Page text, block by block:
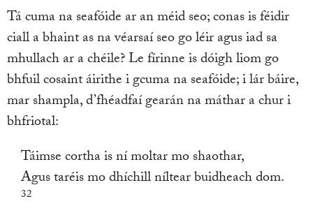
Tá cuma na seafóide ar an méid seo; conas is féidir
ciall a bhaint as na véarsaí seo go léir agus iad sa
mhullach ar a chéile? Le fírinne is dóigh liom go
bhfuil cosaint áirithe i gcuma na seafóide; i lár báire,
mar shampla, d’fhéadfaí gearán na máthar a chur i
bhfriotal:
Táimse cortha is ní moltar mo shaothar,
Agus taréis mo dhíchill níltear buidheach dom.
32